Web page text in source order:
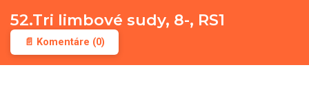
52.Tri limbové sudy, 8-, RS1
📄 Komentáre (0)